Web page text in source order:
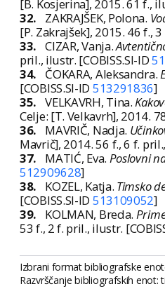
[B. Kosjerina], 2015. 61 f.,
32.
ZAKRAJŠEK, Polona.
[P. Zakrajšek], 2015. 46 f.,
33. CIZAR, Vanja.
pril., ilustr. [COBISS.SI-ID
34.
ČOKARA, Aleksandra.
[COBISS.SI-ID 513291836]
35. VELKAVRH, Tina.
Celje: [T. Velkavrh], 2014.
36.
MAVRIČ, Nadja.
Mavrič], 2014. 56 f., 6 f.
37.
MATIĆ, Eva. Poslovni
512909628]
38.
KOZEL, Katja. Timsko
[COBISS.SI-ID 513109052]
39.
KOLMAN, Breda.
53 f., 2 f. pril., ilustr.
Izbrani format bibliografske
Razvrščanje bibliografskih